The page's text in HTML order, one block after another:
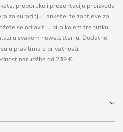
preporuke i prezentacije proizvoda
za suradnju i ankete, te zahtjeve za
se odjaviti u bilo kojem trenutku
u svakom newsletter-u. Dodatne
u pravilima o privatnosti.
narudžbe od 249 €.